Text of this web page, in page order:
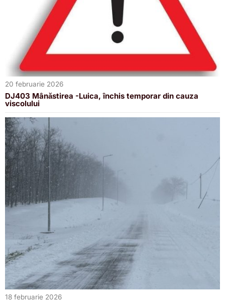
20 februarie 2026
DJ403 Mânăstirea -Luica, închis temporar din cauza
viscolului
18 februarie 2026